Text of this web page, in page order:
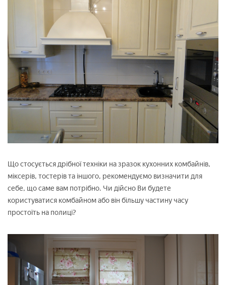
Що стосується дрібної техніки на зразок кухонних комбайнів,
міксерів, тостерів та іншого, рекомендуємо визначити для
себе, що саме вам потрібно. Чи дійсно Ви будете
користуватися комбайном або він більшу частину часу
простоїть на полиці?